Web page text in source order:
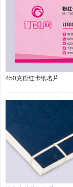
450克粉红卡纸名片